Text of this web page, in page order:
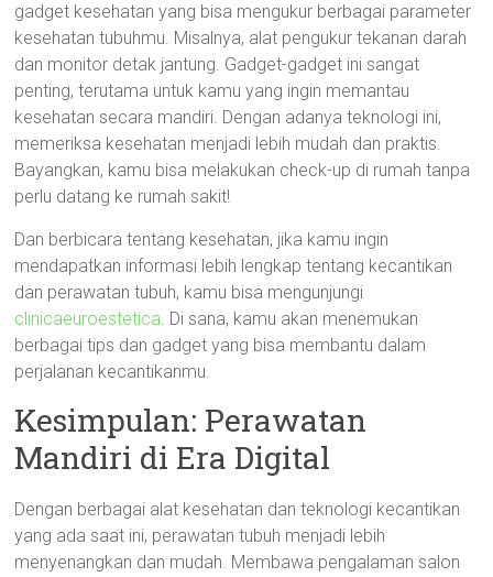
gadget kesehatan yang bisa mengukur berbagai parameter
kesehatan tubuhmu. Misalnya, alat pengukur tekanan darah
dan monitor detak jantung. Gadget-gadget ini sangat
penting, terutama untuk kamu yang ingin memantau
kesehatan secara mandiri. Dengan adanya teknologi ini,
memeriksa kesehatan menjadi lebih mudah dan praktis.
Bayangkan, kamu bisa melakukan check-up di rumah tanpa
perlu datang ke rumah sakit!
Dan berbicara tentang kesehatan, jika kamu ingin
mendapatkan informasi lebih lengkap tentang kecantikan
dan perawatan tubuh, kamu bisa mengunjungi
clinicaeuroestetica. Di sana, kamu akan menemukan
berbagai tips dan gadget yang bisa membantu dalam
perjalanan kecantikanmu.
Kesimpulan: Perawatan
Mandiri di Era Digital
Dengan berbagai alat kesehatan dan teknologi kecantikan
yang ada saat ini, perawatan tubuh menjadi lebih
menyenangkan dan mudah. Membawa pengalaman salon